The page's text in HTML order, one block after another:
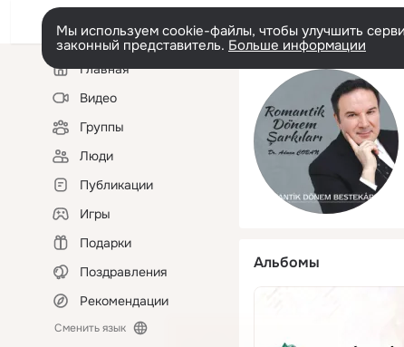
Мы используем cookie-файлы, чтобы улучшить
законный представитель. Больше информации
Левая
колонкаГлавная
Видео
Группы
Люди
Публикации
Игры
Подарки
Поздравления
Рекомендации
Сменить язык
Альбомы